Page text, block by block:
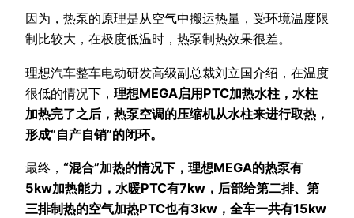
因为，热泵的原理是从空气中搬运热量，受环境温度限
制比较大，在极度低温时，热泵制热效果很差。
理想汽车整车电动研发高级副总裁刘立国介绍，在温度
很低的情况下， 理想MEGA启用PTC加热水柱，水柱
加热完了之后，热泵空调的压缩机从水柱来进行取热，
形成“自产自销”的闭环。
最终， “混合”加热的情况下，理想MEGA的热泵有
5kw加热能力，水暖PTC有7kw，后部给第二排、第
三排制热的空气加热PTC也有3kw，全车一共有15kw